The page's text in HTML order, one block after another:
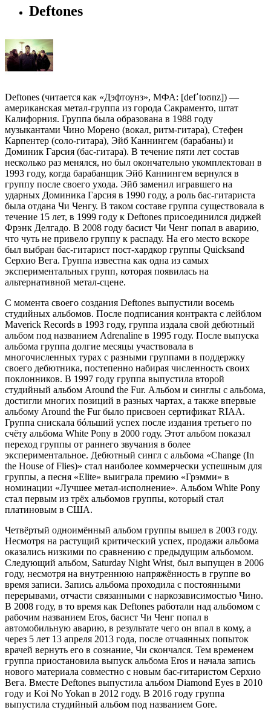
Deftones
Deftones (читается как «Дэфтоунз», МФА: [defˈtoʊnz]) —
американская метал-группа из города Сакраменто, штат
Калифорния. Группа была образована в 1988 году
музыкантами Чино Морено (вокал, ритм-гитара), Стефен
Карпентер (соло-гитара), Эйб Каннингем (барабаны) и
Доминик Гарсия (бас-гитара). В течение пяти лет состав
несколько раз менялся, но был окончательно укомплектован в
1993 году, когда барабанщик Эйб Каннингем вернулся в
группу после своего ухода. Эйб заменил игравшего на
ударных Доминика Гарсия в 1990 году, а роль бас-гитариста
была отдана Чи Ченгу. В таком составе группа существовала в
течение 15 лет, в 1999 году к Deftones присоединился диджей
Фрэнк Делгадо. В 2008 году басист Чи Ченг попал в аварию,
что чуть не привело группу к распаду. На его место вскоре
был выбран бас-гитарист пост-хардкор группы Quicksand
Серхио Вега. Группа известна как одна из самых
экспериментальных групп, которая появилась на
альтернативной метал-сцене.
С момента своего создания Deftones выпустили восемь
студийных альбомов. После подписания контракта с лейблом
Maverick Records в 1993 году, группа издала свой дебютный
альбом под названием Adrenaline в 1995 году. После выпуска
альбома группа долгие месяцы участвовала в
многочисленных турах с разными группами в поддержку
своего дебютника, постепенно набирая численность своих
поклонников. В 1997 году группа выпустила второй
студийный альбом Around the Fur. Альбом и синглы с альбома,
достигли многих позиций в разных чартах, а также впервые
альбому Around the Fur было присвоен сертификат RIAA.
Группа снискала бóльший успех после издания третьего по
счёту альбома White Pony в 2000 году. Этот альбом показал
переход группы от раннего звучания в более
экспериментальное. Дебютный сингл с альбома «Change (In
the House of Flies)» стал наиболее коммерчески успешным для
группы, а песня «Elite» выиграла премию «Грэмми» в
номинации «Лучшее метал-исполнение». Альбом White Pony
стал первым из трёх альбомов группы, который стал
платиновым в США.
Четвёртый одноимённый альбом группы вышел в 2003 году.
Несмотря на растущий критический успех, продажи альбома
оказались низкими по сравнению с предыдущим альбомом.
Следующий альбом, Saturday Night Wrist, был выпущен в 2006
году, несмотря на внутреннюю напряжённость в группе во
время записи. Запись альбома проходила с постоянными
перерывами, отчасти связанными с наркозависимостью Чино.
В 2008 году, в то время как Deftones работали над альбомом с
рабочим названием Eros, басист Чи Ченг попал в
автомобильную аварию, в результате чего он впал в кому, а
через 5 лет 13 апреля 2013 года, после отчаянных попыток
врачей вернуть его в сознание, Чи скончался. Тем временем
группа приостановила выпуск альбома Eros и начала запись
нового материала совместно с новым бас-гитаристом Серхио
Вега. Вместе Deftones выпустила альбом Diamond Eyes в 2010
году и Koi No Yokan в 2012 году. В 2016 году группа
выпустила студийный альбом под названием Gore.